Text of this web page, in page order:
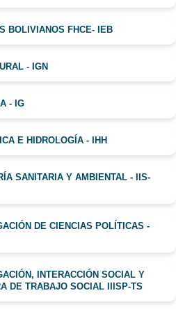
BOLIVIANOS FHCE- IEB
- IGN
- IG
E HIDROLOGÍA - IHH
SANITARIA Y AMBIENTAL - IIS-
DE CIENCIAS POLÍTICAS -
INTERACCIÓN SOCIAL Y
DE TRABAJO SOCIAL IIISP-TS